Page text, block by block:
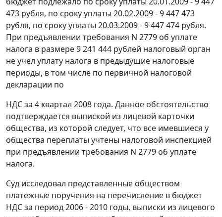
473 рубля, по сроку уплаты 20.02.2009 - 9 447 473
рубля, по сроку уплаты 20.03.2009 - 9 447 474 рубля.
При предъявлении требования N 2779 об уплате
налога в размере 9 241 444 рублей налоговый орган
не учел уплату налога в предыдущие налоговые
периоды, в том числе по первичной налоговой
декларации по
НДС за 4 квартал 2008 года. Данное обстоятельство
подтверждается выпиской из лицевой карточки
общества, из которой следует, что все имевшиеся у
общества переплаты учтены налоговой инспекцией
при предъявлении требования N 2779 об уплате
налога.
Суд исследовал представленные обществом
платежные поручения на перечисление в бюджет
НДС за период 2006 - 2010 годы, выписки из лицевого